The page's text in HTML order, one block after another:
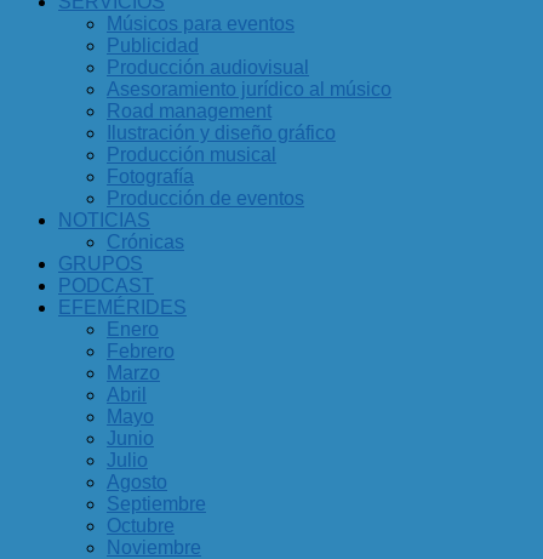
Músicos para eventos
Publicidad
Producción audiovisual
Asesoramiento jurídico al músico
Road management
Ilustración y diseño gráfico
Producción musical
Fotografía
Producción de eventos
NOTICIAS
Crónicas
GRUPOS
PODCAST
EFEMÉRIDES
Enero
Febrero
Marzo
Abril
Mayo
Junio
Julio
Agosto
Septiembre
Octubre
Noviembre